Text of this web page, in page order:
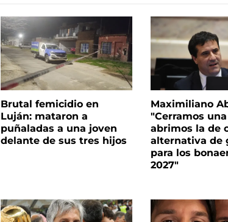
Brutal femicidio en
Luján: mataron a
puñaladas a una joven
delante de sus tres hijos
Maximiliano
"Cerramos
abrimos la de
alternativa de
para los
2027"